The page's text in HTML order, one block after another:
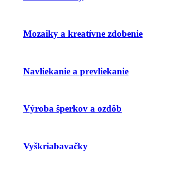
Mozaiky a kreatívne zdobenie
Navliekanie a prevliekanie
Výroba šperkov a ozdôb
Vyškriabavačky